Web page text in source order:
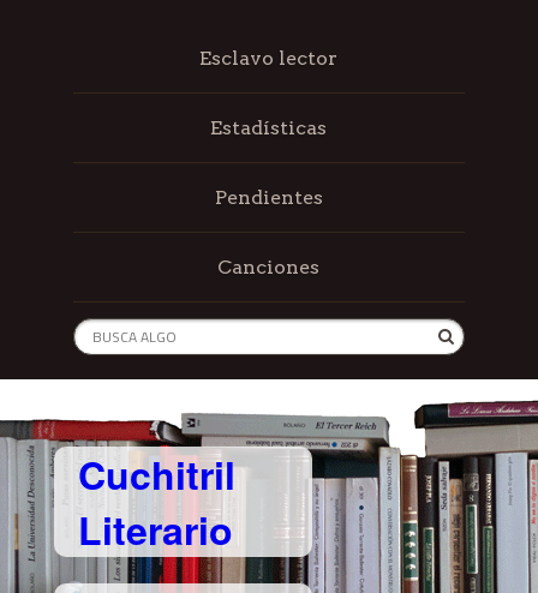
Esclavo lector
Estadísticas
Pendientes
Canciones
Cuchitril
Literario